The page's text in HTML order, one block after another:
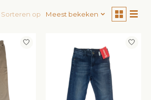
Sorteren op Meest bekeken